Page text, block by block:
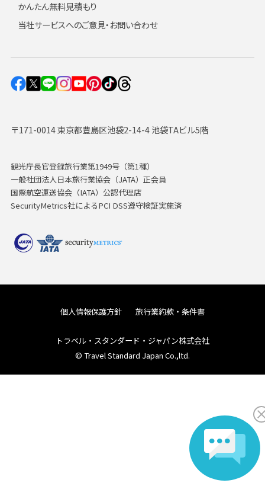
〒171-0014 東京都豊島区池袋2-14-4 池袋TAビル5階
観光庁長官登録旅行業第1949号（第1種）
一般社団法人日本旅行業協会（JATA）正会員
国際航空運送協会（IATA）公認代理店
SecurityMetrics社によるPCI DSS遵守検証実施済
かんたん無料見積もり
当社サービスへのご意見・お問い合わせ
個人情報保護方針 旅行業約款・条件書
トラベル・スタンダード・ジャパン株式会社
© Travel Standard Japan Co.,ltd.